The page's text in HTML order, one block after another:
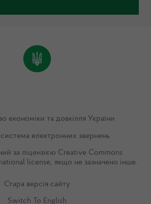
економіки та довкілля України
електронних звернень
за ліцензією Creative Commons
license, якщо не зазначено інше.
Стара версія сайту
Switch To English